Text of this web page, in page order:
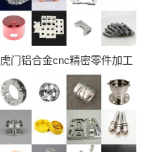
虎门铝合金cnc精密零件加工